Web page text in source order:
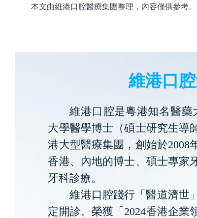
本文由維港口腔醫療集團整理，內容僅供參考。
維港口
維港口腔是粵港知名醫藥
大學醫學博士（碩士研究生導
港大型醫療集團，創始於2008
香港、內地的博士、碩士專家
牙科診療。
維港口腔踐行「醫道濟世
定開診。榮獲「2024香港企業